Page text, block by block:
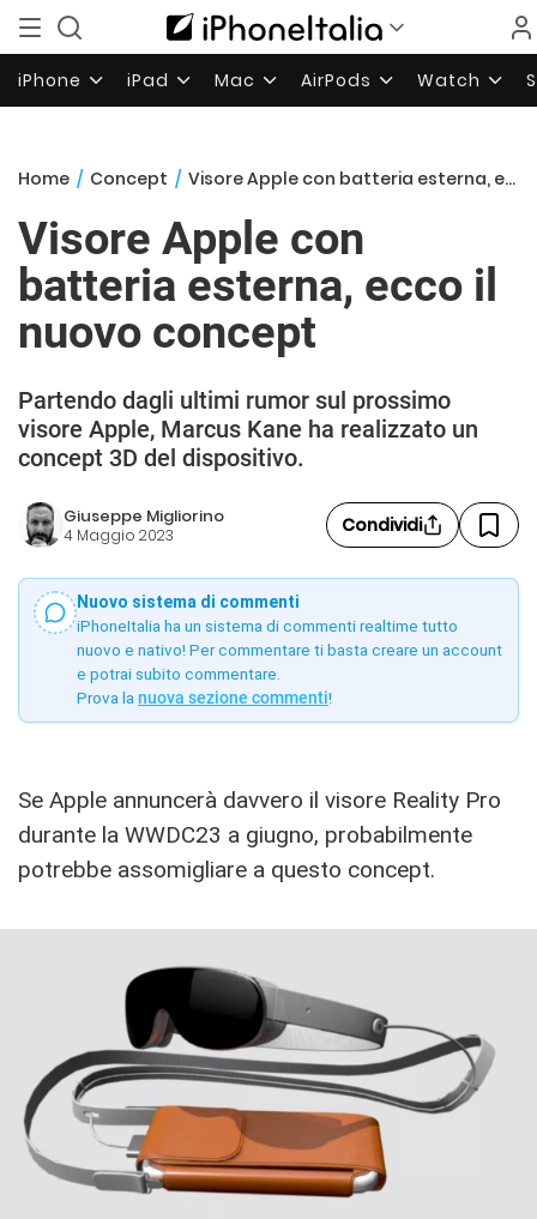
iPhone iPad Mac AirPods Watch
Home / Concept / Visore Apple con batteria esterna, ecco il nuovo concept
Visore Apple con
batteria esterna, ecco il
nuovo concept
Partendo dagli ultimi rumor sul prossimo
visore Apple, Marcus Kane ha realizzato un
concept 3D del dispositivo.
Giuseppe Migliorino
4 Maggio 2023 Condividi
Nuovo sistema di commenti
iPhoneItalia ha un sistema di commenti realtime tutto
nuovo e nativo! Per commentare ti basta creare un account
e potrai subito commentare.
Prova la nuova sezione commenti!
Se Apple annuncerà davvero il visore Reality Pro
durante la WWDC23 a giugno, probabilmente
potrebbe assomigliare a questo concept.